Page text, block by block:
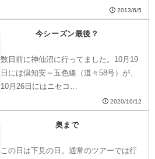
2013/6/5
今シーズン最後？
数日前に神仙沼に行ってました。10月19
日には倶知安～五色線（道々58号）が、
10月26日にはニセコ…
2020/10/12
奥まで
この日は下見の日。通常のツアーでは行